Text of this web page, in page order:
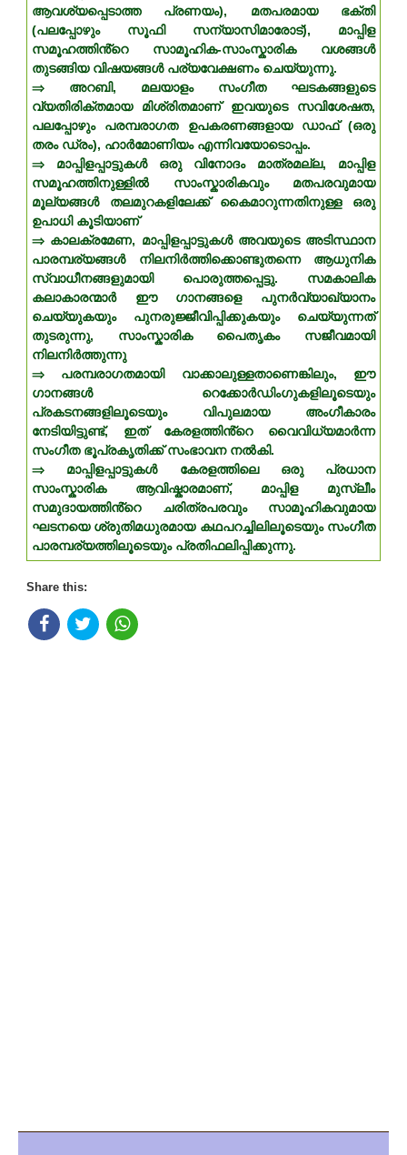
ആവശ്യപ്പെടാത്ത പ്രണയം), മതപരമായ ഭക്തി
(പലപ്പോഴും സൂഫി സന്യാസിമാരോട്), മാപ്പിള
സമൂഹത്തിൻ്റെ സാമൂഹിക-സാംസ്കാരിക വശങ്ങൾ
തുടങ്ങിയ വിഷയങ്ങൾ പര്യവേക്ഷണം ചെയ്യുന്നു.
⇒ അറബി, മലയാളം സംഗീത ഘടകങ്ങളുടെ
വ്യതിരിക്തമായ മിശ്രിതമാണ് ഇവയുടെ സവിശേഷത,
പലപ്പോഴും പരമ്പരാഗത ഉപകരണങ്ങളായ ഡാഫ് (ഒരു
തരം ഡ്രം), ഹാർമോണിയം എന്നിവയോടൊപ്പം.
⇒ മാപ്പിളപ്പാട്ടുകൾ ഒരു വിനോദം മാത്രമല്ല, മാപ്പിള
സമൂഹത്തിനുള്ളിൽ സാംസ്കാരികവും മതപരവുമായ
മൂല്യങ്ങൾ തലമുറകളിലേക്ക് കൈമാറുന്നതിനുള്ള ഒരു
ഉപാധി കൂടിയാണ്
⇒ കാലക്രമേണ, മാപ്പിളപ്പാട്ടുകൾ അവയുടെ അടിസ്ഥാന
പാരമ്പര്യങ്ങൾ നിലനിർത്തിക്കൊണ്ടുതന്നെ ആധുനിക
സ്വാധീനങ്ങളുമായി പൊരുത്തപ്പെട്ടു. സമകാലിക
കലാകാരന്മാർ ഈ ഗാനങ്ങളെ പുനർവ്യാഖ്യാനം
ചെയ്യുകയും പുനരുജ്ജീവിപ്പിക്കുകയും ചെയ്യുന്നത്
തുടരുന്നു, സാംസ്കാരിക പൈതൃകം സജീവമായി
നിലനിർത്തുന്നു
⇒ പരമ്പരാഗതമായി വാക്കാലുള്ളതാണെങ്കിലും, ഈ
ഗാനങ്ങൾ റെക്കോർഡിംഗുകളിലൂടെയും
പ്രകടനങ്ങളിലൂടെയും വിപുലമായ അംഗീകാരം
നേടിയിട്ടുണ്ട്, ഇത് കേരളത്തിൻ്റെ വൈവിധ്യമാർന്ന
സംഗീത ഭൂപ്രകൃതിക്ക് സംഭാവന നൽകി.
⇒ മാപ്പിളപ്പാട്ടുകൾ കേരളത്തിലെ ഒരു പ്രധാന
സാംസ്കാരിക ആവിഷ്കാരമാണ്, മാപ്പിള മുസ്ലീം
സമുദായത്തിൻ്റെ ചരിത്രപരവും സാമൂഹികവുമായ
ഘടനയെ ശ്രുതിമധുരമായ കഥപറച്ചിലിലൂടെയും സംഗീത
പാരമ്പര്യത്തിലൂടെയും പ്രതിഫലിപ്പിക്കുന്നു.
Share this: